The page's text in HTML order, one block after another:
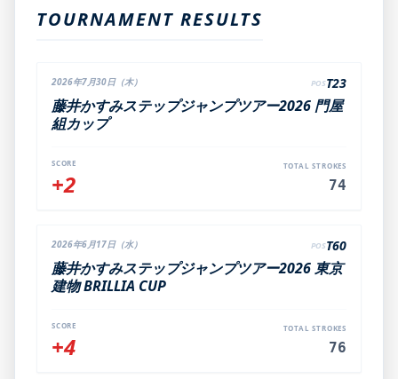
TOURNAMENT RESULTS
2026年7月30日（木） POST23
藤井かすみステップジャンプツアー2026 門屋
組カップ
SCORE
+2
TOTAL STROKES
74
2026年6月17日（水） POST60
藤井かすみステップジャンプツアー2026 東京
建物 BRILLIA CUP
SCORE
+4
TOTAL STROKES
76